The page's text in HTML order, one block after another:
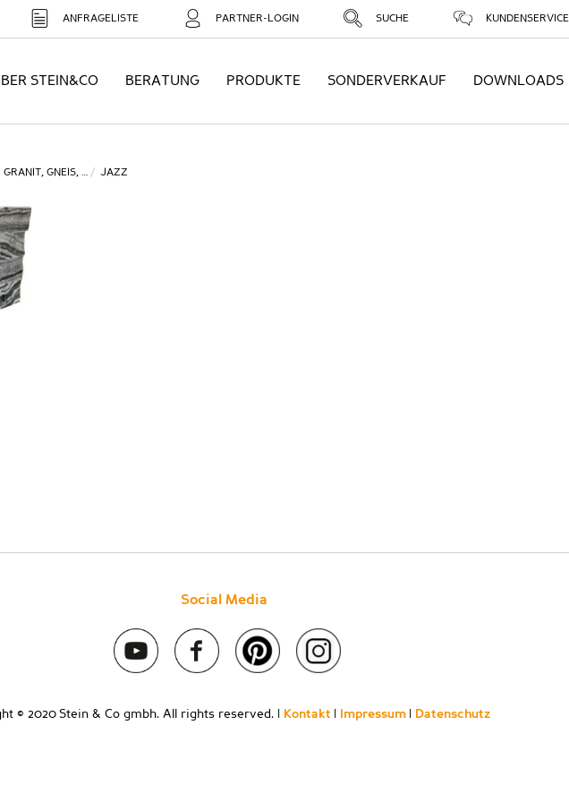
ANFRAGELISTE PARTNER-LOGIN SUCHE KUNDENSERVICE
STEIN&CO BERATUNG PRODUKTE SONDERVERKAUF DOWNLOADS
GRANIT, GNEIS, … JAZZ
Social Media
© 2020 Stein & Co gmbh. All rights reserved. | Kontakt Impressum Datenschutz